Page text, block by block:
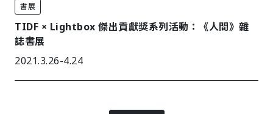
書展
TIDF × Lightbox 傑出貢獻獎系列活動：《人間》雜
誌書展
2021.3.26-4.24